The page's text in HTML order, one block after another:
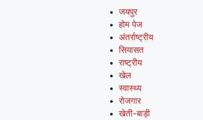
जयपुर
होम पेज
अंतर्राष्ट्रीय
सियासत
राष्ट्रीय
खेल
स्वास्थ्य
रोजगार
खेती-बाड़ी